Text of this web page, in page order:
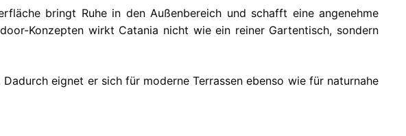
bringt Ruhe in den Außenbereich und schafft eine angenehme
Konzepten wirkt Catania nicht wie ein reiner Gartentisch, sondern
eignet er sich für moderne Terrassen ebenso wie für naturnahe